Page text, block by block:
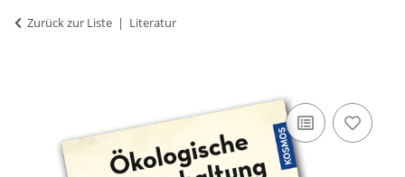
Zurück zur Liste Literatur